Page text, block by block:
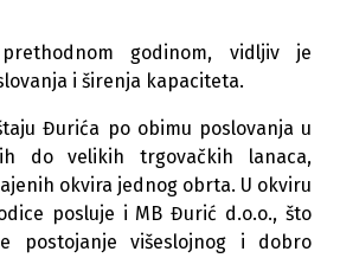
godinom, vidljiv je
i širenja kapaciteta.
Đurića po obimu poslovanja u
do velikih trgovačkih lanaca,
okvira jednog obrta. U okviru
posluje i MB Đurić d.o.o., što
postojanje višeslojnog i dobro